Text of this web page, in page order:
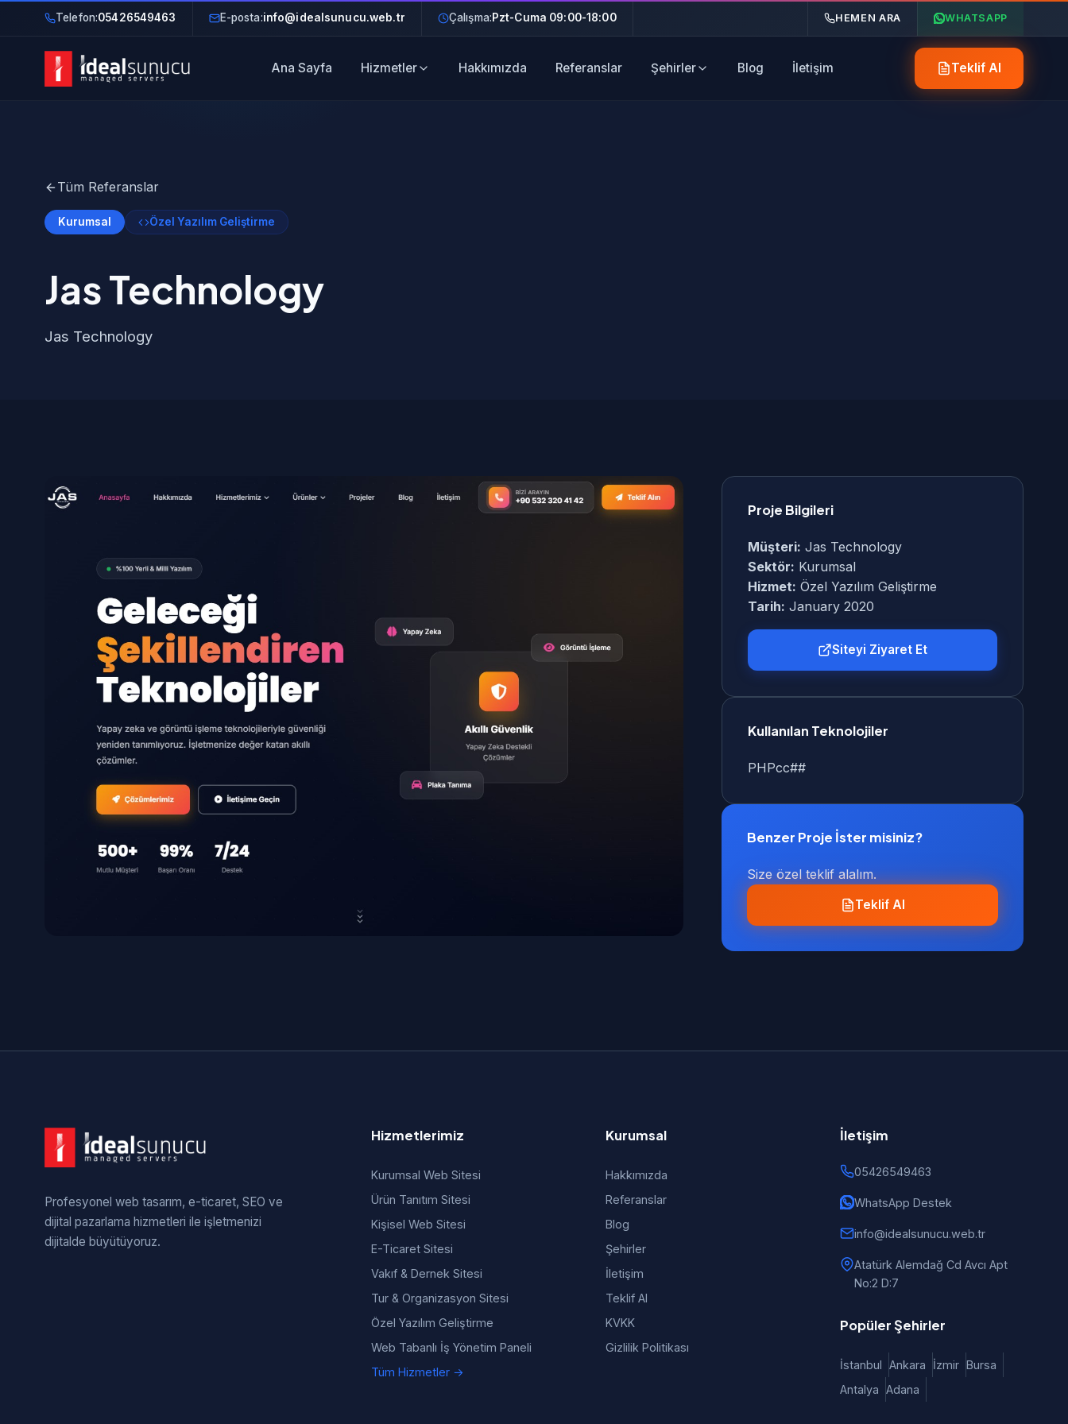
Telefon:05426549463 E-posta:info@idealsunucu.web.tr Çalışma:Pzt-Cuma 09:00-18:00 HEMEN ARA WHATSAPP
Ana Sayfa Hizmetler Hakkımızda Referanslar Şehirler Blog İletişim Teklif Al
Tüm Referanslar
Kurumsal Özel Yazılım Geliştirme
Jas Technology
Jas Technology
Proje Bilgileri
Müşteri: Jas Technology
Sektör: Kurumsal
Hizmet: Özel Yazılım Geliştirme
Tarih: January 2020
Siteyi Ziyaret Et
Kullanılan Teknolojiler
PHPcc##
Benzer Proje İster misiniz?
Size özel teklif alalım.
Teklif Al
Profesyonel web tasarım, e-ticaret, SEO ve
dijital pazarlama hizmetleri ile işletmenizi
dijitalde büyütüyoruz.
Hizmetlerimiz
Kurumsal Web Sitesi
Ürün Tanıtım Sitesi
Kişisel Web Sitesi
E-Ticaret Sitesi
Vakıf & Dernek Sitesi
Tur & Organizasyon Sitesi
Özel Yazılım Geliştirme
Web Tabanlı İş Yönetim Paneli
Tüm Hizmetler →
Kurumsal
Hakkımızda
Referanslar
Blog
Şehirler
İletişim
Teklif Al
KVKK
Gizlilik Politikası
İletişim
05426549463
WhatsApp Destek
info@idealsunucu.web.tr
Atatürk Alemdağ Cd Avcı Apt
No:2 D:7
Popüler Şehirler
İstanbul Ankara İzmir Bursa
Antalya Adana